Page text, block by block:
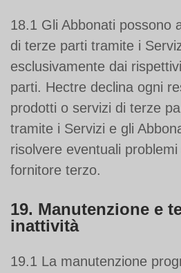
18.1 Gli Abbonati possono
di terze parti tramite i
esclusivamente dai
parti. Hectre declina ogni
prodotti o servizi di terze
tramite i Servizi e gli
risolvere eventuali
fornitore terzo.
19. Manutenzione e
inattività
19.1 La manutenzione